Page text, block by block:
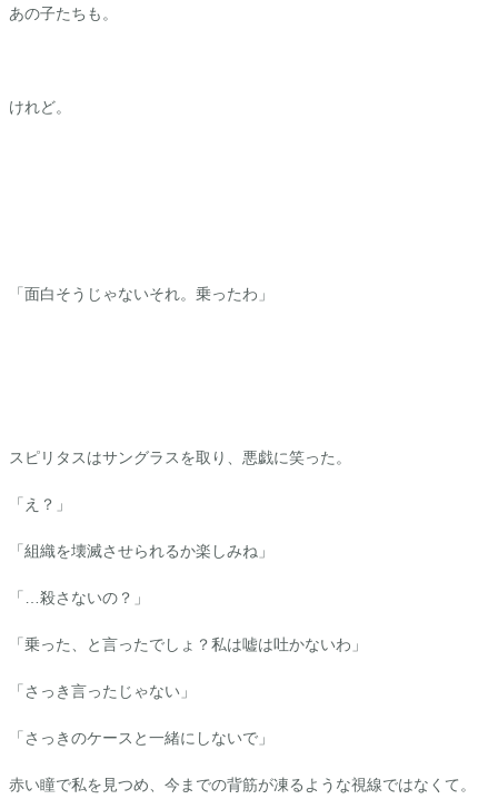
あの子たちも。
けれど。
「面白そうじゃないそれ。乗ったわ」
スピリタスはサングラスを取り、悪戯に笑った。
「え？」
「組織を壊滅させられるか楽しみね」
「…殺さないの？」
「乗った、と言ったでしょ？私は嘘は吐かないわ」
「さっき言ったじゃない」
「さっきのケースと一緒にしないで」
赤い瞳で私を見つめ、今までの背筋が凍るような視線ではなくて。